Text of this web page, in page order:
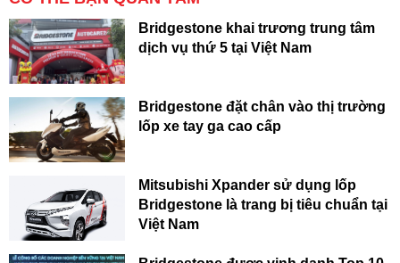
Bridgestone khai trương trung tâm
dịch vụ thứ 5 tại Việt Nam
Bridgestone đặt chân vào thị trường
lốp xe tay ga cao cấp
Mitsubishi Xpander sử dụng lốp
Bridgestone là trang bị tiêu chuẩn tại
Việt Nam